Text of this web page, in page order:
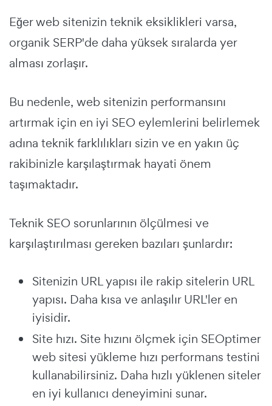
Eğer web sitenizin teknik eksiklikleri varsa,
organik SERP'de daha yüksek sıralarda yer
alması zorlaşır.
Bu nedenle, web sitenizin performansını
artırmak için en iyi SEO eylemlerini belirlemek
adına teknik farklılıkları sizin ve en yakın üç
rakibinizle karşılaştırmak hayati önem
taşımaktadır.
Teknik SEO sorunlarının ölçülmesi ve
karşılaştırılması gereken bazıları şunlardır:
Sitenizin URL yapısı ile rakip sitelerin URL
yapısı. Daha kısa ve anlaşılır URL'ler en
iyisidir.
Site hızı. Site hızını ölçmek için SEOptimer
web sitesi yükleme hızı performans testini
kullanabilirsiniz. Daha hızlı yüklenen siteler
en iyi kullanıcı deneyimini sunar.